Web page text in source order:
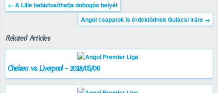
← A Lille bebiztosíthatja dobogós helyét
Angol csapatok is érdeklődnek Gulácsi iránt →
Related Articles
Chelsea vs. Liverpool – 2018/05/06